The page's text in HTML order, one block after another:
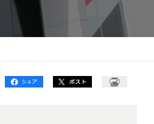
トすべてを検索する